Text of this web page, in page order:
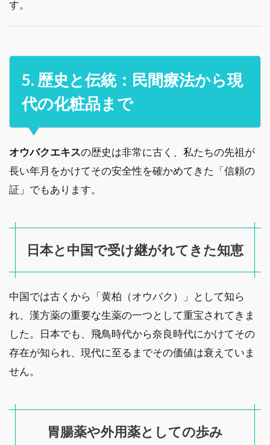
す。
5. 歴史と伝統：民間療法から現
代の化粧品まで
オウバクエキスの歴史は非常に古く、私たちの先祖が
長い年月をかけてその安全性を確かめてきた「信頼の
証」でもあります。
日本と中国で受け継がれてきた知恵
中国では古くから「黄柏（オウバク）」として知ら
れ、漢方薬の重要な生薬の一つとして重宝されてきま
した。日本でも、飛鳥時代から奈良時代にかけてその
存在が知られ、現代に至るまでその価値は衰えていま
せん。
胃腸薬や外用薬としての歩み